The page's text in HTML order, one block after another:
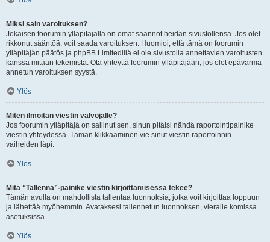
Miksi sain varoituksen?
Jokaisen foorumin ylläpitäjällä on omat säännöt heidän sivustollensa. Jos olet
rikkonut sääntöä, voit saada varoituksen. Huomioi, että tämä on foorumin
ylläpitäjän päätös ja phpBB Limitedillä ei ole sivustolla annettavien varoitusten
kanssa mitään tekemistä. Ota yhteyttä foorumin ylläpitäjään, jos olet epävarma
annetun varoituksen syystä.
Ylös
Miten ilmoitan viestin valvojalle?
Jos foorumin ylläpitäjä on sallinut sen, sinun pitäisi nähdä raportointipainike
viestin yhteydessä. Tämän klikkaaminen vie sinut viestin raportoinnin
vaiheiden läpi.
Ylös
Mitä “Tallenna”-painike viestin kirjoittamisessa tekee?
Tämän avulla on mahdollista tallentaa luonnoksia, jotka voit kirjoittaa loppuun
ja lähettää myöhemmin. Avataksesi tallennetun luonnoksen, vieraile komissa
asetuksissa.
Ylös